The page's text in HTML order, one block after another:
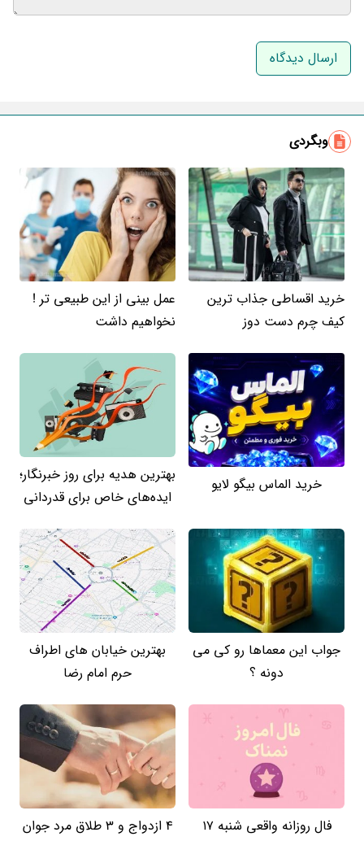
نام و نام خانوادگی
وبگردی
خرید اقساطی جذاب ترین
کیف چرم دست دوز
عمل بینی از این طبیعی تر !
نخواهیم داشت
خرید الماس بیگو لایو
بهترین هدیه برای روز خبرنگار؛
ایده‌های خاص برای قدردانی
جواب این معماها رو کی می
دونه ؟
بهترین خیابان های اطراف
حرم امام رضا
فال روزانه واقعی شنبه ۱۷
4 ازدواج و 3 طلاق مرد جوان